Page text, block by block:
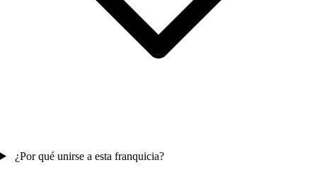
¿Por qué unirse a esta franquicia?